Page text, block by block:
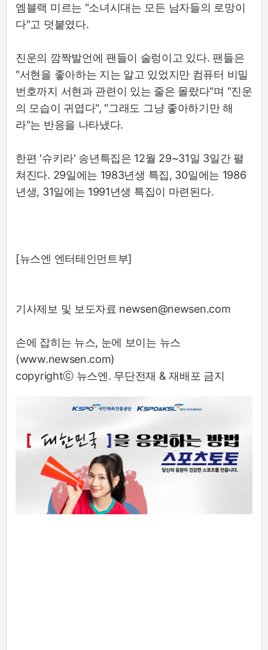
엠블랙 미르는 "소녀시대는 모든 남자들의 로망이
다"고 덧붙였다.
진운의 깜짝발언에 팬들이 술렁이고 있다. 팬들은
"서현을 좋아하는 지는 알고 있었지만 컴퓨터 비밀
번호까지 서현과 관련이 있는 줄은 몰랐다"며 "진운
의 모습이 귀엽다", "그래도 그냥 좋아하기만 해
라"는 반응을 나타냈다.
한편 '슈키라' 송년특집은 12월 29~31일 3일간 펼
쳐진다. 29일에는 1983년생 특집, 30일에는 1986
년생, 31일에는 1991년생 특집이 마련된다.
[뉴스엔 엔터테인먼트부]
기사제보 및 보도자료 newsen@newsen.com
손에 잡히는 뉴스, 눈에 보이는 뉴스
(www.newsen.com)
copyrightⓒ 뉴스엔. 무단전재 & 재배포 금지